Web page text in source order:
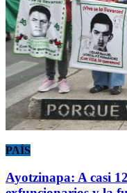
PAÍS
Ayotzinapa: A casi